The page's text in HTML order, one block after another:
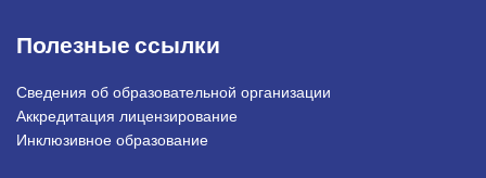
Полезные ссылки
Сведения об образовательной организации
Аккредитация лицензирование
Инклюзивное образование